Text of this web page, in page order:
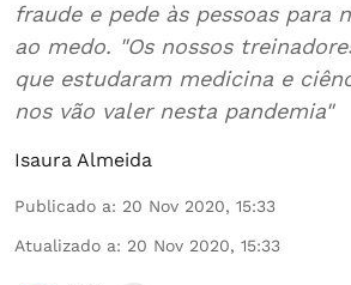
fraude e pede às pessoas para
ao medo. "Os nossos
que estudaram medicina e
nos vão valer nesta pandemia"
Isaura Almeida
Publicado a: 20 Nov 2020, 15:33
Atualizado a: 20 Nov 2020, 15:33